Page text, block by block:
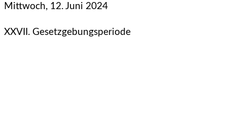
Mittwoch, 12. Juni 2024
XXVII. Gesetzgebungsperiode